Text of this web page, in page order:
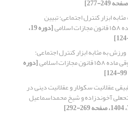
ابزار کنترل اجتماعی: تبیین
[دوره 19،
ورزش به مثابه ابزار کنترل اجتماعی:
اسلامی [دوره
عقلانیت سکولار و عقلانیت دینی در
آخوندزاده و شیخ محمداسماعیل